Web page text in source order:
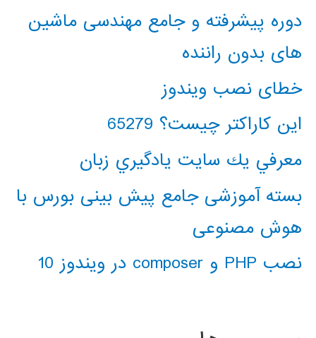
دوره پیشرفته و جامع مهندسی ماشین
های بدون راننده
خطای نصب ویندوز
این کاراکتر چیست؟ 65279
معرفي يك سايت يادگيري زبان
بسته آموزشی جامع پیش بینی بورس با
هوش مصنوعی
نصب PHP و composer در ویندوز 10